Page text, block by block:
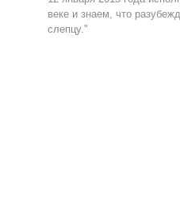
веке и знаем, что
слепцу."